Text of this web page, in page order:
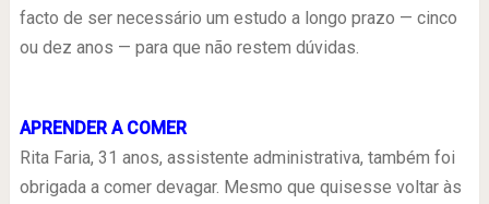
facto de ser necessário um estudo a longo prazo — cinco
ou dez anos — para que não restem dúvidas.
APRENDER A COMER
Rita Faria, 31 anos, assistente administrativa, também foi
obrigada a comer devagar. Mesmo que quisesse voltar às